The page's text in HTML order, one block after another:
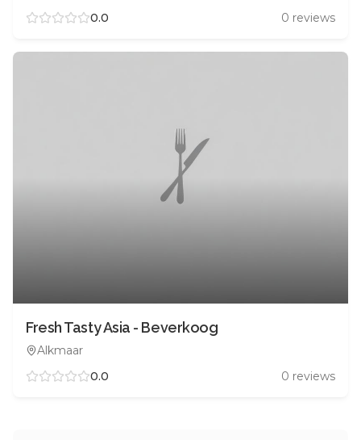
0.0
0 reviews
Fresh Tasty Asia - Beverkoog
Alkmaar
0.0
0 reviews